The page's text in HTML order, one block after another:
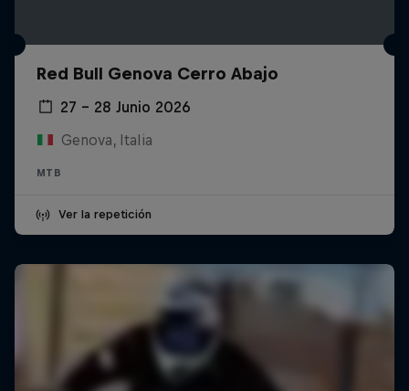
Red Bull Genova Cerro Abajo
27 – 28 Junio 2026
Genova, Italia
MTB
Ver la repetición